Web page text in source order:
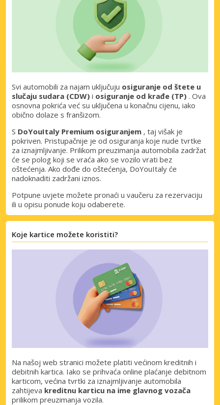
Pristupite ekskluzivnim ponudama naših
dobavljača
Svi automobili za najam uključuju osiguranje od štete u
slučaju sudara (CDW) i osiguranje od krađe (TP) . Ova
osnovna pokrića već su uključena u konačnu cijenu, iako
obično dolaze s franšizom.
S DoYouItaly Premium osiguranjem , taj višak je
pokriven. Pristupačnije je od osiguranja koje nude tvrtke
za iznajmljivanje. Prilikom preuzimanja automobila zadržat
će se polog koji se vraća ako se vozilo vrati bez
oštećenja. Ako dođe do oštećenja, DoYouItaly će
nadoknaditi zadržani iznos.
Potpune uvjete možete pronaći u vaučeru za rezervaciju
ili u opisu ponude koju odaberete.
Koje kartice možete koristiti?
Na našoj web stranici možete platiti većinom kreditnih i
debitnih kartica. Iako se prihvaća online plaćanje debitnom
karticom, većina tvrtki za iznajmljivanje automobila
zahtijeva kreditnu karticu na ime glavnog vozača
prilikom preuzimanja vozila.